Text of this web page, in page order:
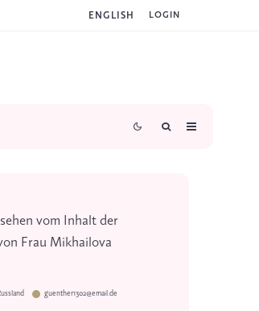
ENGLISH LOGIN
vom Inhalt der
Frau Mikhailova
guenther1302@email.de